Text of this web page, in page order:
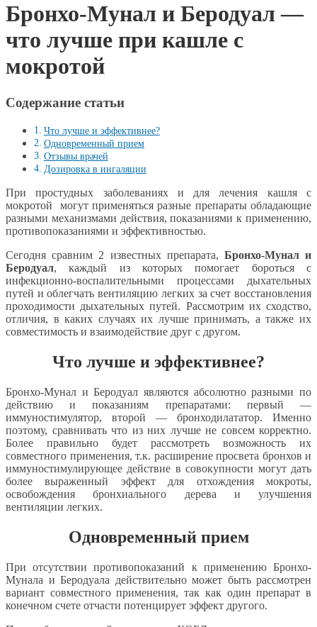
Бронхо-Мунал и Беродуал —
что лучше при кашле с
мокротой
Содержание статьи
Что лучше и эффективнее?
Одновременный прием
Отзывы врачей
Дозировка в ингаляции
При простудных заболеваниях и для лечения кашля с
мокротой могут применяться разные препараты обладающие
разными механизмами действия, показаниями к применению,
противопоказаниями и эффективностью.
Сегодня сравним 2 известных препарата, Бронхо-Мунал и
Беродуал, каждый из которых помогает бороться с
инфекционно-воспалительными процессами дыхательных
путей и облегчать вентиляцию легких за счет восстановления
проходимости дыхательных путей. Рассмотрим их сходство,
отличия, в каких случаях их лучше принимать, а также их
совместимость и взаимодействие друг с другом.
Что лучше и эффективнее?
Бронхо-Мунал и Беродуал являются абсолютно разными по
действию и показаниям препаратами: первый —
иммуностимулятор, второй — бронходилататор. Именно
поэтому, сравнивать что из них лучше не совсем корректно.
Более правильно будет рассмотреть возможность их
совместного применения, т.к. расширение просвета бронхов и
иммуностимулирующее действие в совокупности могут дать
более выраженный эффект для отхождения мокроты,
освобождения бронхиального дерева и улучшения
вентиляции легких.
Одновременный прием
При отсутствии противопоказаний к применению Бронхо-
Мунала и Беродуала действительно может быть рассмотрен
вариант совместного применения, так как один препарат в
конечном счете отчасти потенцирует эффект другого.